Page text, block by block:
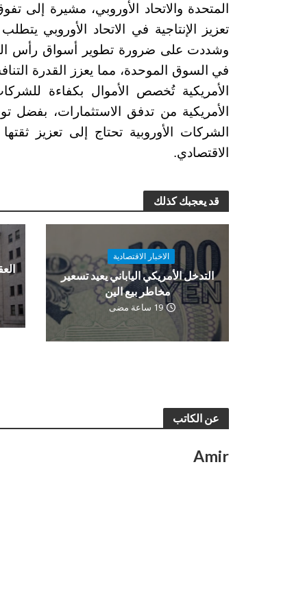
المتحدة والاتحاد الأوروبي، مشيرة إلى
تعزيز الإنتاجية في الاتحاد الأوروبي
وشددت على ضرورة تطوير أسواق رأس
في السوق الموحدة، مما يعزز القدرة
الأمريكية تُخصص الأموال بكفاءة
الأمريكية من تدفق الاستثمارات، بفضل
الشركات الأوروبية تحتاج إلى تعزيز
الاقتصادي.
قد يعجبك كذلك
الاخبار الاقتصادية
التدخل الأمريكي الياباني يعيد تسعير
مخاطر بيع الين
19 ساعة مضى
عن الكاتب
Amir